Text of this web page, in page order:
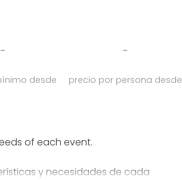
-
desde
-
precio por persona desde
of each event.
y necesidades de cada